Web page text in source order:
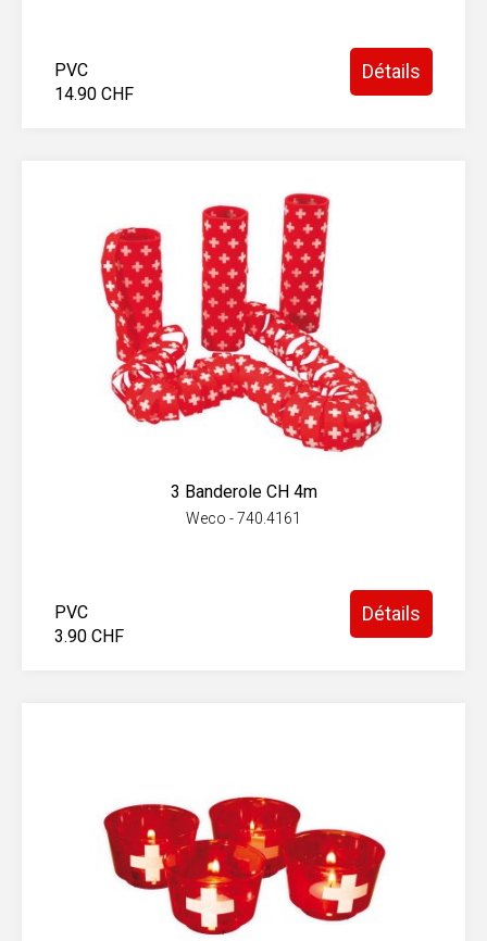
PVC
14.90 CHF
Détails
3 Banderole CH 4m
Weco - 740.4161
PVC
3.90 CHF
Détails